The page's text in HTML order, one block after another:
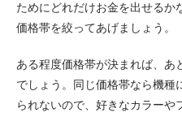
ためにどれだけお金を出せるか
価格帯を絞ってあげましょう。
ある程度価格帯が決まれば、あ
でしょう。同じ価格帯なら機種
られないので、好きなカラー